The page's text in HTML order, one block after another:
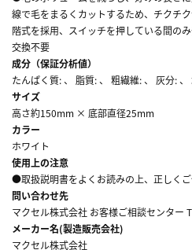
線で毛をまるくカットするため、チクチ
階式を採用、スイッチを押している間の
交換不要
成分（保証分析値）
たんぱく質: 、 脂質: 、 粗繊維: 、 灰分: 、
サイズ
高さ約150mm × 底部直径25mm
カラー
ホワイト
使用上の注意
●取扱説明書をよくお読みの上、正しくご
問い合わせ先
マクセル株式会社 お客様ご相談センター
メーカー名(製造販売会社)
マクセル株式会社